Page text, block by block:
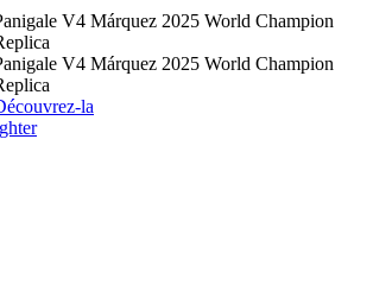
V4 Márquez 2025 World Champion
V4 Márquez 2025 World Champion
la